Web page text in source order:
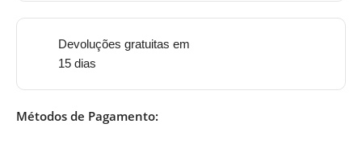
Devoluções gratuitas em
15 dias
Métodos de Pagamento: